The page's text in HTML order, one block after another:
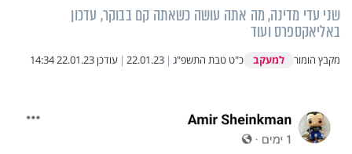
שני עדי מדינה, מה אתה עושה כשאתה קם בבוקר, עדכון
באליאקספרס ועוד
מקבץ הומור למעקב כ"ט טבת התשפ"ג |
22.01.23
| עודכן22.01.23 14:34